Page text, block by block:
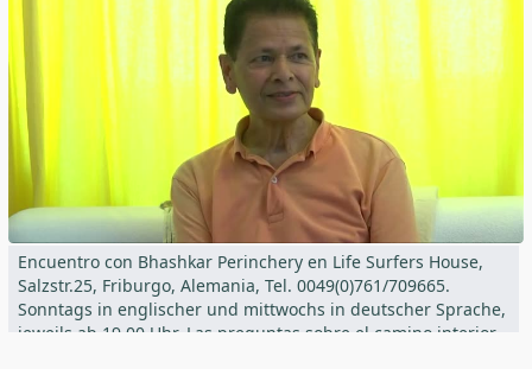
Encuentro con Bhashkar Perinchery en Life Surfers House,
Salzstr.25, Friburgo, Alemania, Tel. 0049(0)761/709665.
Sonntags in englischer und mittwochs in deutscher Sprache,
jeweils ab 19.00 Uhr. Las preguntas sobre el camino interior